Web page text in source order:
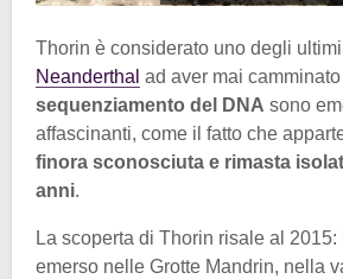
Thorin è considerato uno degli ultimi
Neanderthal ad aver mai camminato
sequenziamento del DNA sono
affascinanti, come il fatto che
finora sconosciuta e rimasta
anni.
La scoperta di Thorin risale al
emerso nelle Grotte Mandrin, nella